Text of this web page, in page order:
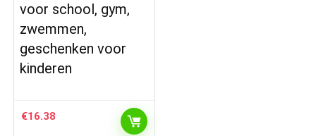
voor school, gym,
zwemmen,
geschenken voor
kinderen
€16.38